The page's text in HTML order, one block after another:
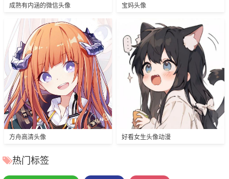
成熟有内涵的微信头像 宝妈头像
方舟高清头像 好看女生头像动漫
热门标签